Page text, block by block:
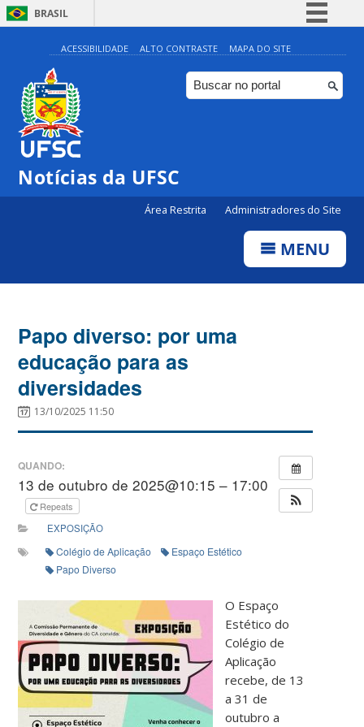
BRASIL
Simplifique!
Comunica BR
Participe
ACESSIBILIDADE ALTO CONTRASTE MAPA DO SITE
Notícias da UFSC
Área Restrita Administradores do Site
MENU
Papo diverso: por uma
educação para as
diversidades
13/10/2025 11:50
QUANDO:
13 de outubro de 2025@10:15 – 17:00
Repeats
EXPOSIÇÃO
Colégio de Aplicação
Espaço Estético
Papo Diverso
O Espaço
Estético do
Colégio de
Aplicação
recebe, de 13
a 31 de
outubro a